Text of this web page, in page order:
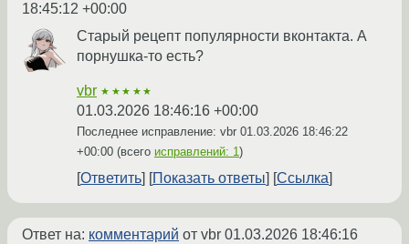
18:45:12 +00:00
Старый рецепт популярности вконтакта. А
порнушка-то есть?
vbr ★★★★★
01.03.2026 18:46:16 +00:00
Последнее исправление: vbr 01.03.2026 18:46:22
+00:00 (всего исправлений: 1)
Ответить Показать ответы Ссылка
Ответ на: комментарий от vbr 01.03.2026 18:46:16